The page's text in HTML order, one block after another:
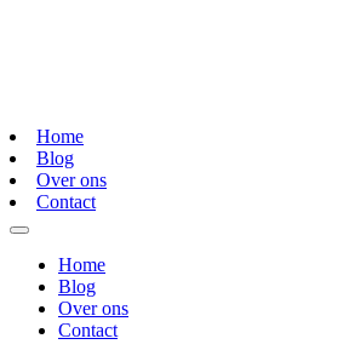
Home
Blog
Over ons
Contact
Home
Blog
Over ons
Contact